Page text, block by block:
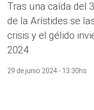
Tras una caída del
de la Arístides se
crisis y el gélido
2024
29 de junio 2024 - 13:30hs